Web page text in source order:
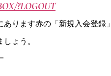
?LOGOUT
ります赤の「新規入会登録
ょう。